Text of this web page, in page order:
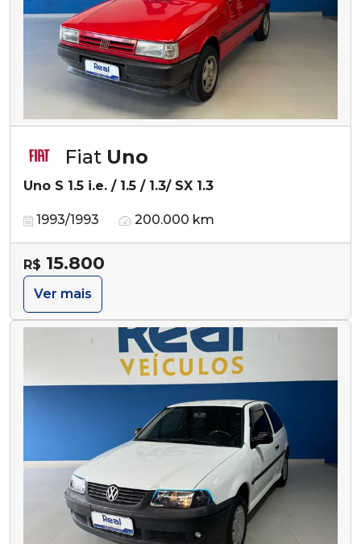
Fiat Uno
Uno S 1.5 i.e. / 1.5 / 1.3/ SX 1.3
1993/1993 200.000 km
R$ 15.800
Ver mais